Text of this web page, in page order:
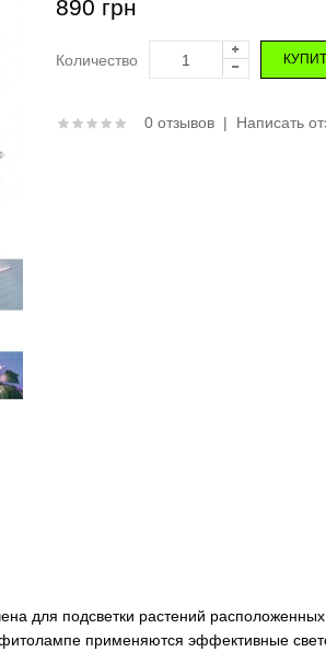
890 грн
Количество
0 отзывов | Написать
для подсветки растений
применяются эффективные